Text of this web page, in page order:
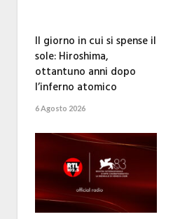
Il giorno in cui si spense il
sole: Hiroshima,
ottantuno anni dopo
l’inferno atomico
6 Agosto 2026